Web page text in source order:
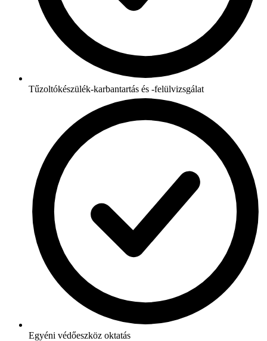
Tűzoltókészülék-karbantartás és -felülvizsgálat
Egyéni védőeszköz oktatás